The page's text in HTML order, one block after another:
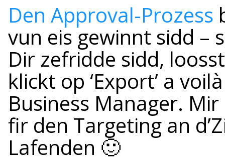
Den Approval-Prozess
vun eis gewinnt sidd –
Dir zefridde sidd,
klickt op ‘Export’ a
Business Manager.
fir den Targeting an
Lafenden 🙂